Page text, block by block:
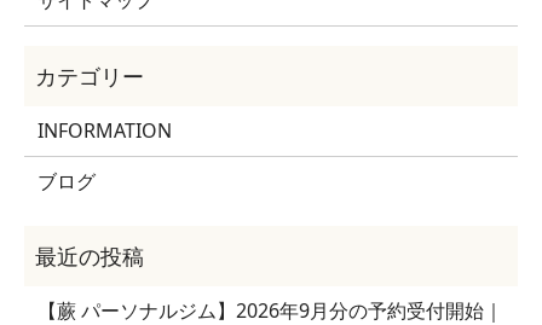
INFORMATION
ブログ
【蕨 パーソナルジム】2026年9月分の予約受付開始｜